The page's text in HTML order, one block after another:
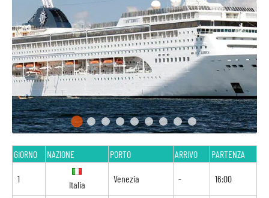
GIORNO NAZIONE PORTO ARRIVO PARTENZA
1
Italia
Venezia - 16:00